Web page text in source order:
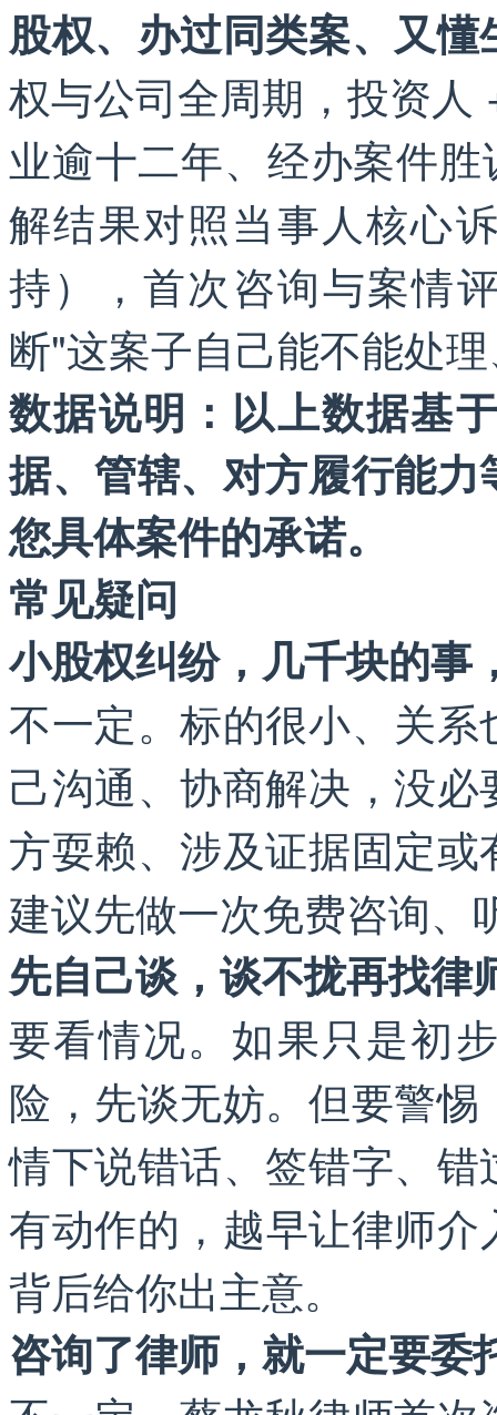
股权、办过同类案、又懂
权与公司全周期，投资人
业逾十二年、经办案件
解结果对照当事人核心
持），首次咨询与案情
断"这案子自己能不能处
数据说明：以上数据基
据、管辖、对方履行能
您具体案件的承诺。
常见疑问
小股权纠纷，几千块的事
不一定。标的很小、关
己沟通、协商解决，没
方耍赖、涉及证据固定
建议先做一次免费咨询、
先自己谈，谈不拢再找律
要看情况。如果只是初
险，先谈无妨。但要警
情下说错话、签错字、
有动作的，越早让律师
背后给你出主意。
咨询了律师，就一定要委